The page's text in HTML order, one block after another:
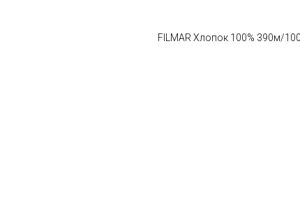
FILMAR Хлопок 100% 390м/